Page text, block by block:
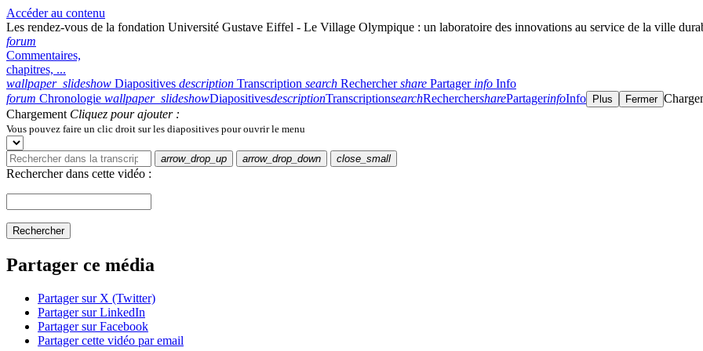
Accéder au contenu
Les rendez-vous de la fondation Université Gustave Eiffel - Le Village Olympique : un laboratoire des innovations au service de la ville
forum
Commentaires,
chapitres, ...
wallpaper_slideshow Diapositives description Transcription search Rechercher share Partager info Info
forum Chronologie wallpaper_slideshowDiapositivesdescriptionTranscriptionsearchRecherchersharePartagerinfoInfo Plus Fermer
Chargement Cliquez pour ajouter :
Vous pouvez faire un clic droit sur les diapositives pour ouvrir le menu
arrow_drop_up arrow_drop_down close_small
Rechercher dans cette vidéo :
Rechercher
Partager ce média
Partager sur X (Twitter)
Partager sur LinkedIn
Partager sur Facebook
Partager cette vidéo par email